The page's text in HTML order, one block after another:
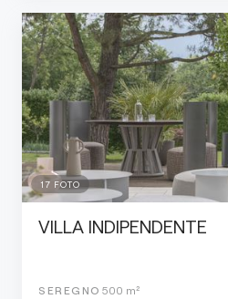
17 FOTO
VILLA INDIPENDENTE
SEREGNO 500 m²